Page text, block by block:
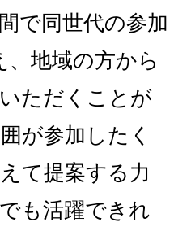
で同世代の参加
、地域の方から
ただくことが
が参加したく
て提案する力
も活躍できれ